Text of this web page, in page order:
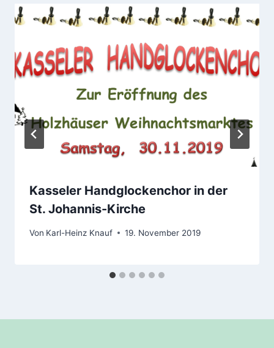
Kasseler Handglockenchor in der
St. Johannis-Kirche
Von Karl-Heinz Knauf 19. November 2019